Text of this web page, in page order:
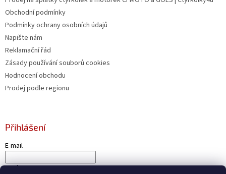
Obchodní podmínky
Podmínky ochrany osobních údajů
Napište nám
Reklamační řád
Zásady používání souborů cookies
Hodnocení obchodu
Prodej podle regionu
Přihlášení
E-mail
Heslo